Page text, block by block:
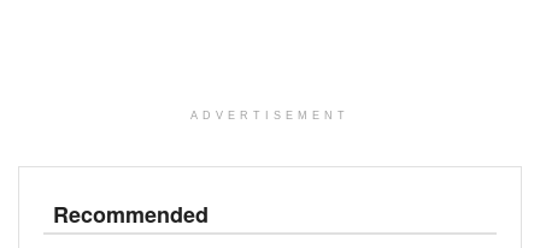
ADVERTISEMENT
Recommended